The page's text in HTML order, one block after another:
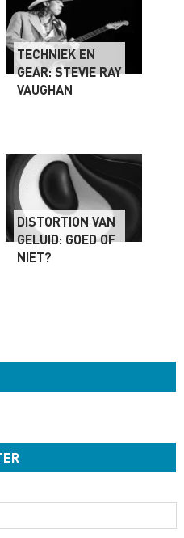
TECHNIEK EN
GEAR: STEVIE RAY
VAUGHAN
DISTORTION VAN
GELUID: GOED OF
NIET?